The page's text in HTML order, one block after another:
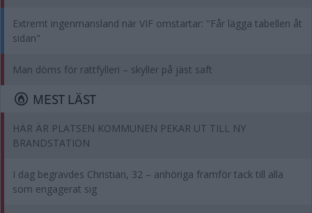
Extremt ingenmansland när VIF omstartar: "Får lägga tabellen åt
sidan"
Man döms för rattfylleri – skyller på jäst saft
MEST LÄST
HÄR ÄR PLATSEN KOMMUNEN PEKAR UT TILL NY
BRANDSTATION
I dag begravdes Christian, 32 – anhöriga framför tack till alla
som engagerat sig